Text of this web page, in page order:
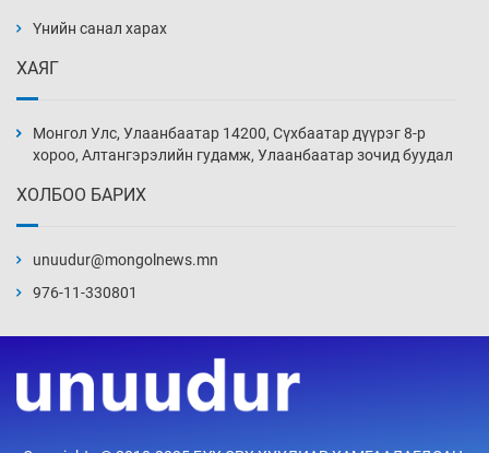
нэмэгджээ
Өчигдөр 13 цаг 30 мин
Өчигдөр 13 цаг 00 мин
Өчигдөр 12 цаг 30 мин
Үнийн санал харах
ХАЯГ
Монгол Улс, Улаанбаатар 14200, Сүхбаатар дүүрэг 8-р
хороо, Алтангэрэлийн гудамж, Улаанбаатар зочид буудал
ХОЛБОО БАРИХ
unuudur@mongolnews.mn
976-11-330801